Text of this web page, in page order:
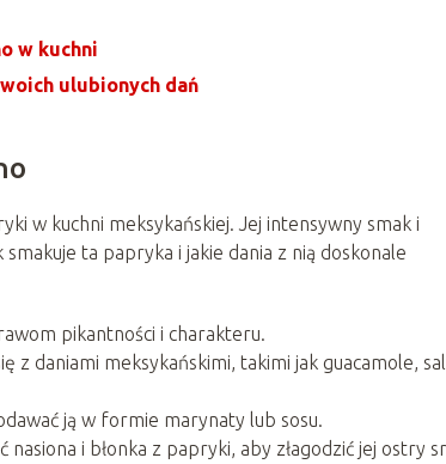
w kuchni
ulubionych dań
w kuchni meksykańskiej. Jej intensywny smak i
ta papryka i jakie dania z nią doskonale
pikantności i charakteru.
z daniami meksykańskimi, takimi jak guacamole,
ją w formie marynaty lub sosu.
i błonka z papryki, aby złagodzić jej ostry